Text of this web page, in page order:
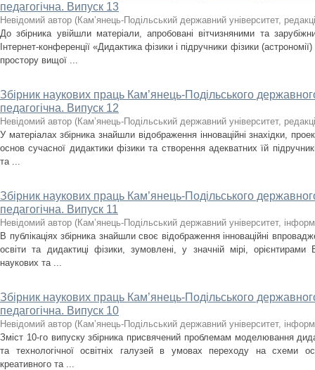
педагогічна. Випуск 13
Невідомий автор (Кам’янець-Подільський державний університет,
До збірника увійшли матеріали, апробовані вітчизняними та
Інтернет-конференції «Дидактика фізики і підручники фізики
простору вищої ...
Збірник наукових праць Кам’янець-Подільського
педагогічна. Випуск 12
Невідомий автор (Кам’янець-Подільський державний університет,
У матеріалах збірника знайшли відображення інноваційні знахідки,
основ сучасної дидактики фізики та створення адекватних їй
та ...
Збірник наукових праць Кам’янець-Подільського
педагогічна. Випуск 11
Невідомий автор (Кам’янець-Подільський державний університет,
В публікаціях збірника знайшли своє відображення інноваційні
освіти та дидактиці фізики, зумовлені, у значній мірі, орієнтирами
наукових та ...
Збірник наукових праць Кам’янець-Подільського
педагогічна. Випуск 10
Невідомий автор (Кам’янець-Подільський державний університет,
Зміст 10-го випуску збірника присвячений проблемам моделювання
та технологічної освітніх галузей в умовах переходу на схеми
креативного та ...